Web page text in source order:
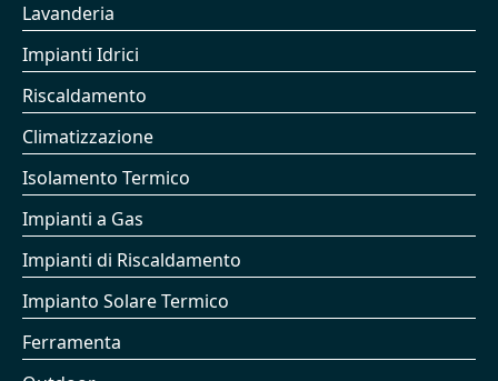
Lavanderia
Impianti Idrici
Riscaldamento
Climatizzazione
Isolamento Termico
Impianti a Gas
Impianti di Riscaldamento
Impianto Solare Termico
Ferramenta